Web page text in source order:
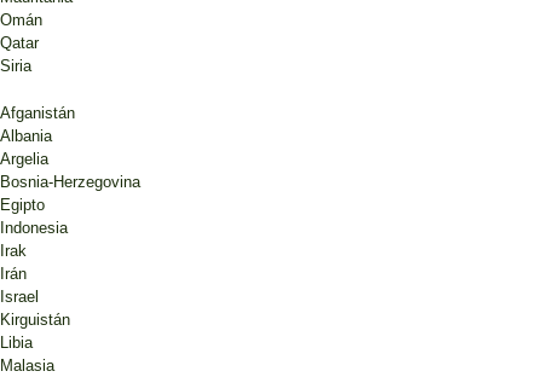
Omán
Qatar
Siria
Afganistán
Albania
Argelia
Bosnia-Herzegovina
Egipto
Indonesia
Irak
Irán
Israel
Kirguistán
Libia
Malasia